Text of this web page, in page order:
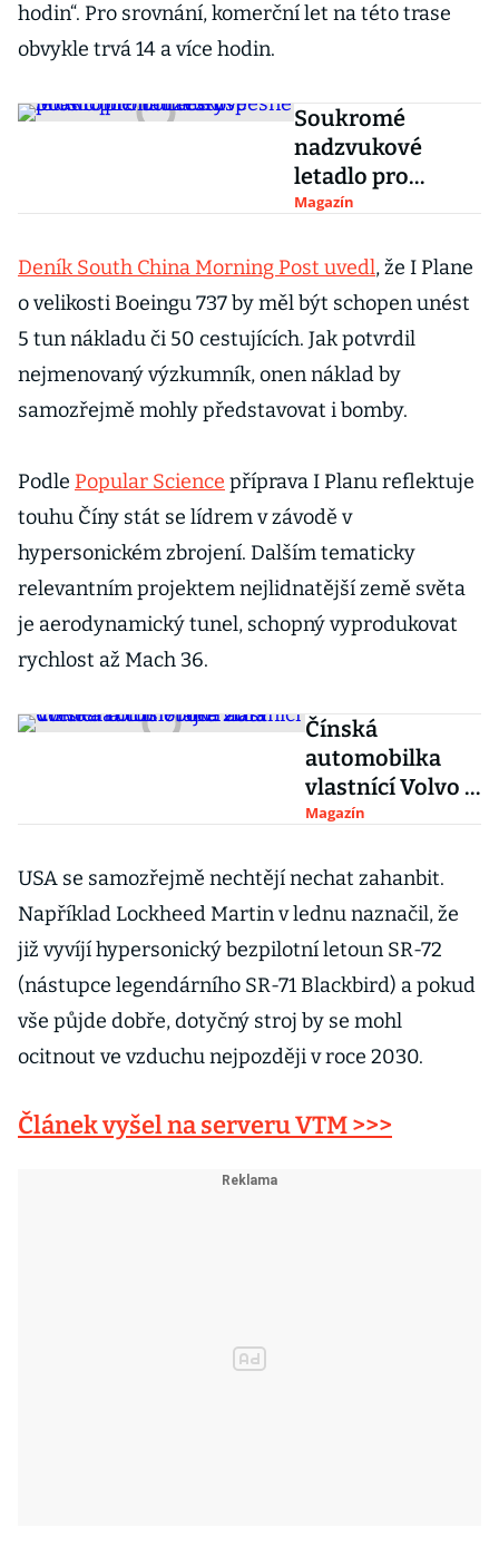
hodin“. Pro srovnání, komerční let na této trase
obvykle trvá 14 a více hodin.
Soukromé
nadzvukové
letadlo pro
boháče úspěšně
testy
Magazín
Deník South China Morning Post uvedl, že I Plane
o velikosti Boeingu 737 by měl být schopen unést
5 tun nákladu či 50 cestujících. Jak potvrdil
nejmenovaný výzkumník, onen náklad by
samozřejmě mohly představovat i bomby.
Podle Popular Science příprava I Planu reflektuje
touhu Číny stát se lídrem v závodě v
hypersonickém zbrojení. Dalším tematicky
relevantním projektem nejlidnatější země světa
je aerodynamický tunel, schopný vyprodukovat
rychlost až Mach 36.
Čínská
automobilka
vlastnící Volvo a
Lotus v roce
trh létající auta
Magazín
USA se samozřejmě nechtějí nechat zahanbit.
Například Lockheed Martin v lednu naznačil, že
již vyvíjí hypersonický bezpilotní letoun SR-72
(nástupce legendárního SR-71 Blackbird) a pokud
vše půjde dobře, dotyčný stroj by se mohl
ocitnout ve vzduchu nejpozději v roce 2030.
Článek vyšel na serveru VTM >>>